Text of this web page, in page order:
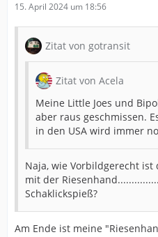
15. April 2024 um 18:56
Zitat von gotransit
Zitat von Acela
Meine Little Joes und
aber raus geschmissen.
in den USA wird immer
Naja, wie Vorbildgerecht
mit der
Schaklickspieß?
Am Ende ist meine